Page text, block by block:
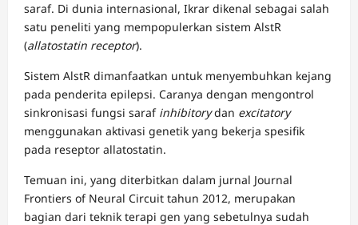
saraf. Di dunia internasional, Ikrar dikenal sebagai salah
satu peneliti yang mempopulerkan sistem AlstR
(allatostatin receptor).
Sistem AlstR dimanfaatkan untuk menyembuhkan kejang
pada penderita epilepsi. Caranya dengan mengontrol
sinkronisasi fungsi saraf inhibitorydan excitatory
menggunakan aktivasi genetik yang bekerja spesifik
pada reseptor allatostatin.
Temuan ini, yang diterbitkan dalam jurnal Journal
Frontiers of Neural Circuit tahun 2012, merupakan
bagian dari teknik terapi gen yang sebetulnya sudah